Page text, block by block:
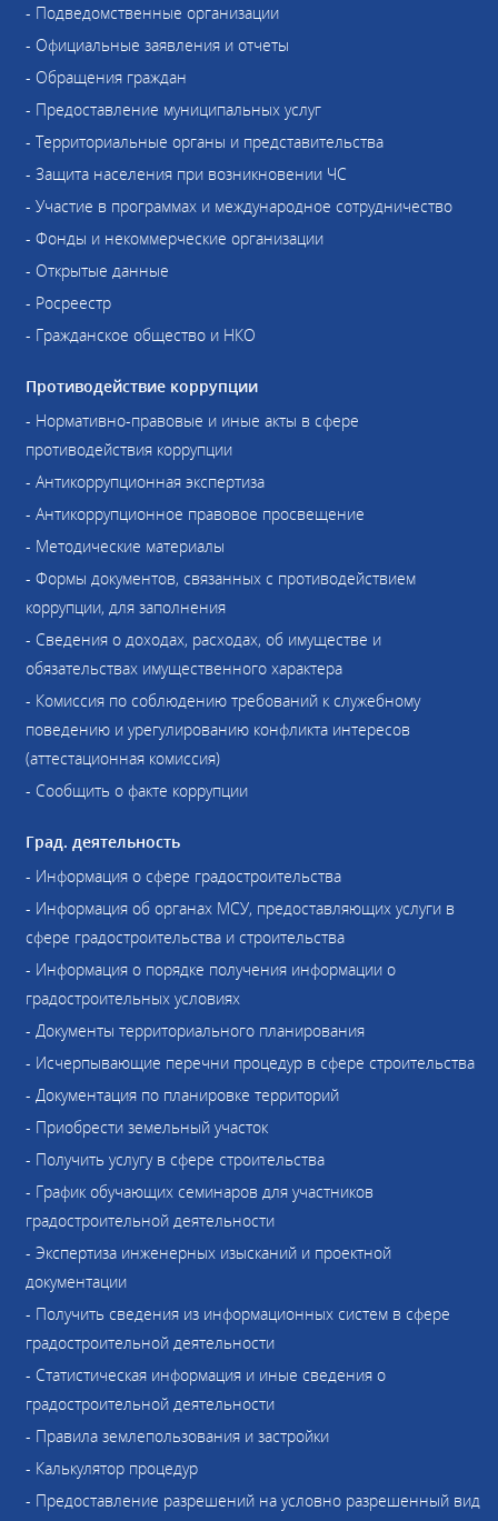
- Подведомственные организации
- Официальные заявления и отчеты
- Обращения граждан
- Предоставление муниципальных услуг
- Территориальные органы и представительства
- Защита населения при возникновении ЧС
- Участие в программах и международное сотрудничество
- Фонды и некоммерческие организации
- Открытые данные
- Росреестр
- Гражданское общество и НКО
Противодействие коррупции
- Нормативно-правовые и иные акты в сфере
противодействия коррупции
- Антикоррупционная экспертиза
- Антикоррупционное правовое просвещение
- Методические материалы
- Формы документов, связанных с противодействием
коррупции, для заполнения
- Сведения о доходах, расходах, об имуществе и
обязательствах имущественного характера
- Комиссия по соблюдению требований к служебному
поведению и урегулированию конфликта интересов
(аттестационная комиссия)
- Сообщить о факте коррупции
Град. деятельность
- Информация о сфере градостроительства
- Информация об органах МСУ, предоставляющих услуги в
сфере градостроительства и строительства
- Информация о порядке получения информации о
градостроительных условиях
- Документы территориального планирования
- Исчерпывающие перечни процедур в сфере строительства
- Документация по планировке территорий
- Приобрести земельный участок
- Получить услугу в сфере строительства
- График обучающих семинаров для участников
градостроительной деятельности
- Экспертиза инженерных изысканий и проектной
документации
- Получить сведения из информационных систем в сфере
градостроительной деятельности
- Статистическая информация и иные сведения о
градостроительной деятельности
- Правила землепользования и застройки
- Калькулятор процедур
- Предоставление разрешений на условно разрешенный вид